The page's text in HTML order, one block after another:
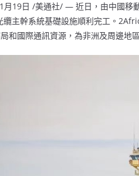
月19日 /美通社/ — 近日，由中國移
主幹系統基礎設施順利完工。
和國際通訊資源，為非洲及周邊地